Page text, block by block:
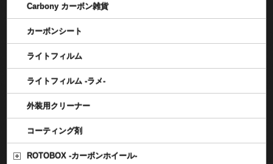
Carbony カーボン雑貨
カーボンシート
ライトフィルム
ライトフィルム -ラメ-
外装用クリーナー
コーティング剤
ROTOBOX -カーボンホイール-